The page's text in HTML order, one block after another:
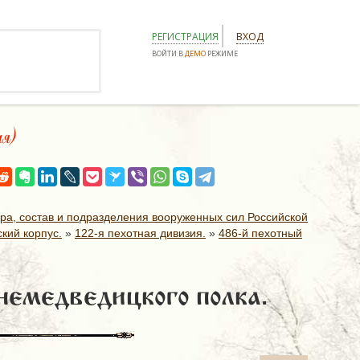
РЕГИСТРАЦИЯ ВХОД
ВОЙТИ ВДЕМО РЕЖИМЕ
состав и подразделения вооруженных сил Российской
корпус. » 122-я пехотная дивизия. » 486-й пехотный
полка.